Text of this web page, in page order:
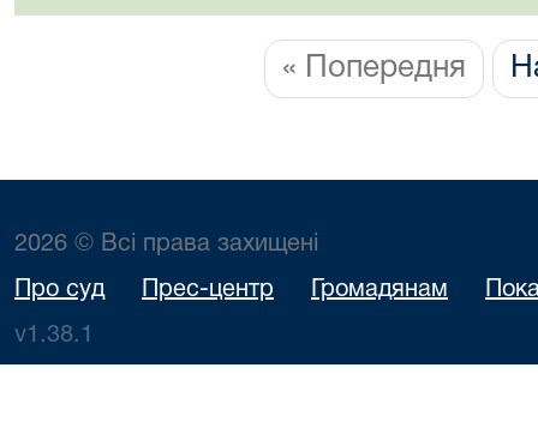
« Попередня
2026 © Всі права захищені
Про суд Прес-центр Громадянам
v1.38.1